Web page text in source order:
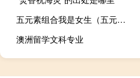
五元素组合我是女生（五元素组合）
澳洲留学文科专业